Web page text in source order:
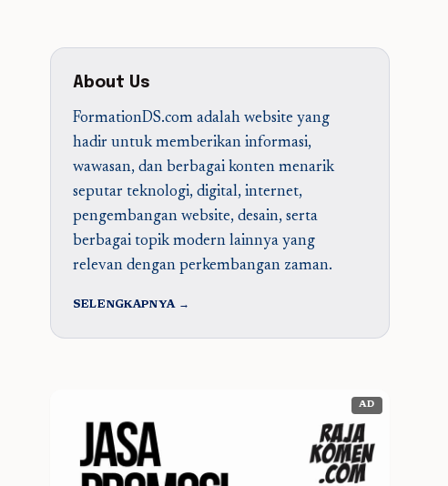
About Us
FormationDS.com adalah website yang
hadir untuk memberikan informasi,
wawasan, dan berbagai konten menarik
seputar teknologi, digital, internet,
pengembangan website, desain, serta
berbagai topik modern lainnya yang
relevan dengan perkembangan zaman.
SELENGKAPNYA →
AD